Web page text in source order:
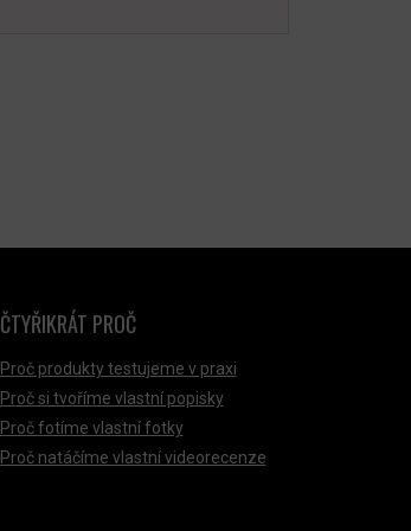
ČTYŘIKRÁT PROČ
Proč produkty testujeme v praxi
Proč si tvoříme vlastní popisky
Proč fotíme vlastní fotky
Proč natáčíme vlastní videorecenze